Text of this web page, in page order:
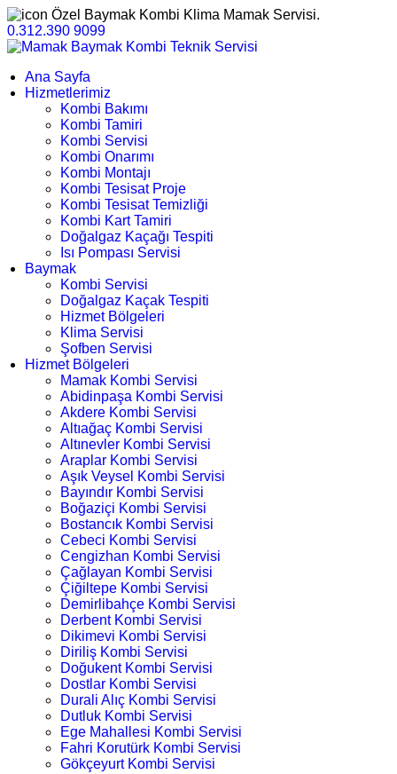
Özel Baymak Kombi Klima Mamak Servisi.
0.312.390 9099
Ana Sayfa
Hizmetlerimiz
Kombi Bakımı
Kombi Tamiri
Kombi Servisi
Kombi Onarımı
Kombi Montajı
Kombi Tesisat Proje
Kombi Tesisat Temizliği
Kombi Kart Tamiri
Doğalgaz Kaçağı Tespiti
Isı Pompası Servisi
Baymak
Kombi Servisi
Doğalgaz Kaçak Tespiti
Hizmet Bölgeleri
Klima Servisi
Şofben Servisi
Hizmet Bölgeleri
Mamak Kombi Servisi
Abidinpaşa Kombi Servisi
Akdere Kombi Servisi
Altıağaç Kombi Servisi
Altınevler Kombi Servisi
Araplar Kombi Servisi
Aşık Veysel Kombi Servisi
Bayındır Kombi Servisi
Boğaziçi Kombi Servisi
Bostancık Kombi Servisi
Cebeci Kombi Servisi
Cengizhan Kombi Servisi
Çağlayan Kombi Servisi
Çiğiltepe Kombi Servisi
Demirlibahçe Kombi Servisi
Derbent Kombi Servisi
Dikimevi Kombi Servisi
Diriliş Kombi Servisi
Doğukent Kombi Servisi
Dostlar Kombi Servisi
Durali Alıç Kombi Servisi
Dutluk Kombi Servisi
Ege Mahallesi Kombi Servisi
Fahri Korutürk Kombi Servisi
Gökçeyurt Kombi Servisi